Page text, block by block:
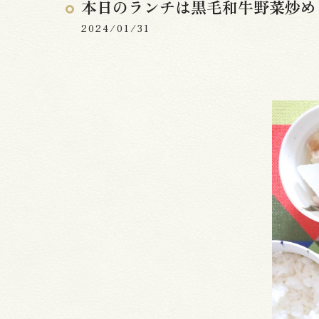
本日のランチは黒毛和牛野菜炒
2024/01/31